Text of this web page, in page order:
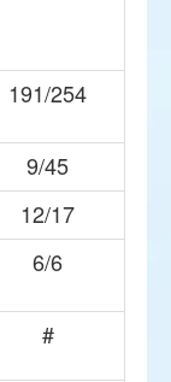
191/254
9/45
12/17
6/6
#